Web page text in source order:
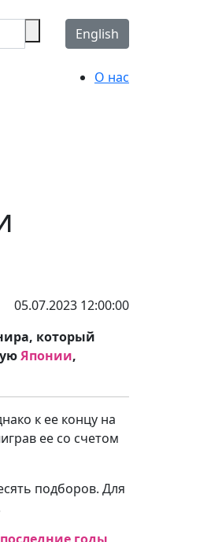
English
О нас
05.07.2023 12:00:00
который
Японии,
к ее концу на
ее со счетом
подборов. Для